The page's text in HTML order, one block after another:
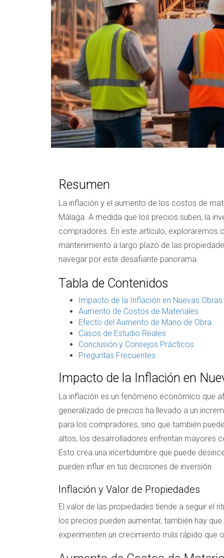
Resumen
La inflación y el aumento de los costos de
Málaga. A medida que los precios suben, la
compradores. En este artículo,
mantenimiento a largo plazo de las
navegar por este desafiante panorama.
Tabla de Contenidos
Impacto de la Inflación en Nuevas Obras
Aumento de Costos de Materiales
Efecto del Aumento de Mano de Obra
Casos de Estudio Reales
Conclusión y Consejos Prácticos
Preguntas Frecuentes
Impacto de la Inflación en
La inflación es un fenómeno económico que
generalizado de precios ha llevado a un
para los compradores, sino que también
altos, los desarrolladores enfrentan mayores
Esto crea una incertidumbre que puede
pueden influir en tus decisiones de inversión.
Inflación y Valor de Propiedades
El valor de las propiedades tiende a seguir el
los precios pueden aumentar, también hay
experimenten un crecimiento más rápido que